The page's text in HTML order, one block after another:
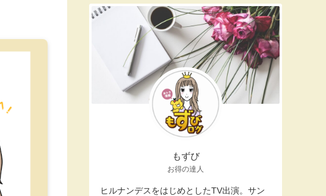
もずび
お得の達人
ヒルナンデスをはじめとしたTV出演。サン